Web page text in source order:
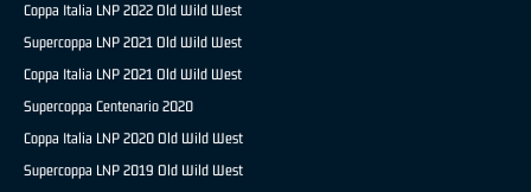
Coppa Italia LNP 2022 Old Wild West
Supercoppa LNP 2021 Old Wild West
Coppa Italia LNP 2021 Old Wild West
Supercoppa Centenario 2020
Coppa Italia LNP 2020 Old Wild West
Supercoppa LNP 2019 Old Wild West